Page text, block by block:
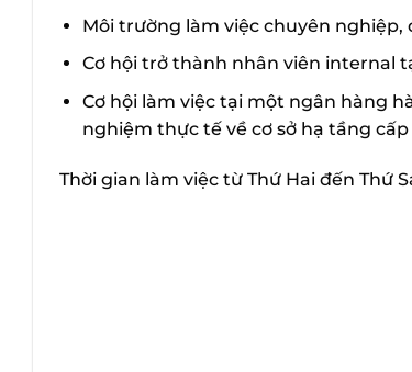
Môi trường làm việc chuyên nghiệp,
Cơ hội trở thành nhân viên internal
Cơ hội làm việc tại một ngân hàng
nghiệm thực tế về cơ sở hạ tầng
Thời gian làm việc từ Thứ Hai đến Thứ